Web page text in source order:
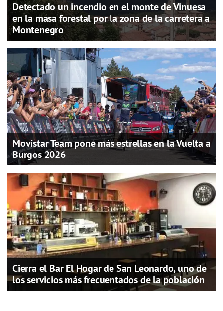
Detectado un incendio en el monte de Vinuesa
en la masa forestal por la zona de la carretera a
Montenegro
Movistar Team pone más estrellas en la Vuelta a
Burgos 2026
Cierra el Bar El Hogar de San Leonardo, uno de
los servicios más frecuentados de la población